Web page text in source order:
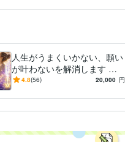
数 : 4年
: 2年
経験年数 : 10年
人生がうまくいかない、願い
が叶わないを解消します 現
実を変えるために努力したの
4.8(56) 20,000 円